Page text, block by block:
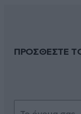
ΠΡΟΣΘΕΣΤΕ